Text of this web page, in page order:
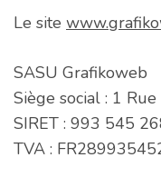
Le site
SASU Grafikoweb
Siège social : 1
SIRET : 993 545
TVA :